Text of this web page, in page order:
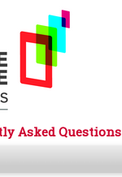
Asked Questions